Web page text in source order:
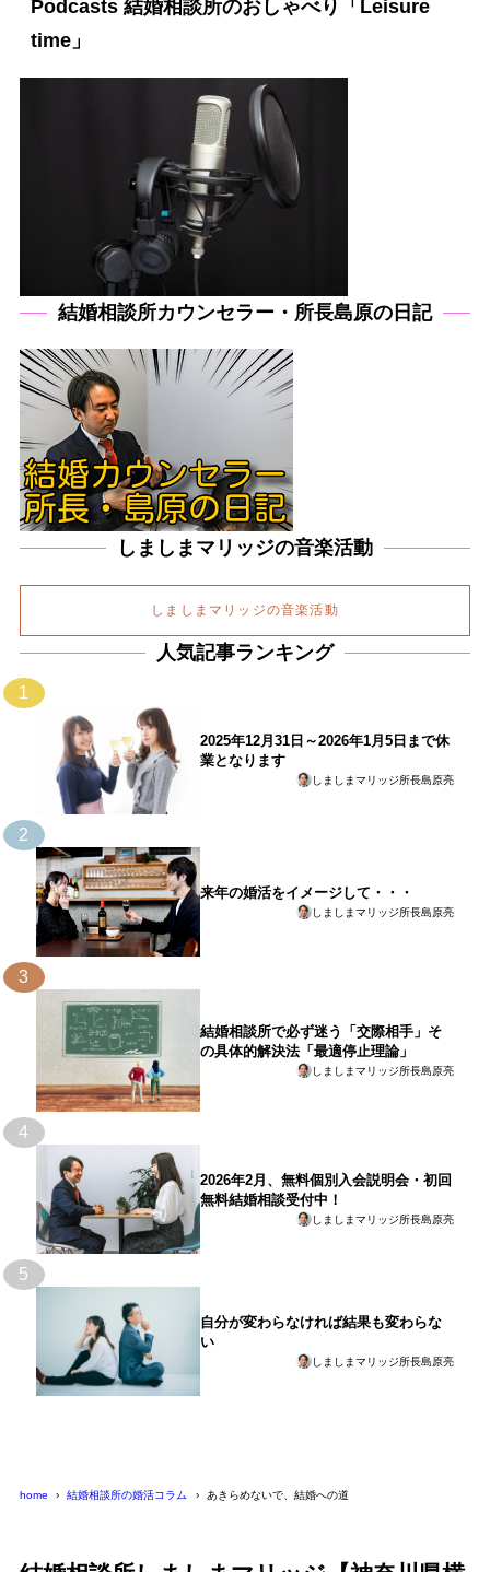
Podcasts 結婚相談所のおしゃべり「Leisure
time」
結婚相談所カウンセラー・所長島原の日記
しましまマリッジの音楽活動
しましまマリッジの音楽活動
人気記事ランキング
1
2025年12月31日～2026年1月5日まで休
業となります
しましまマリッジ所長島原亮
2
来年の婚活をイメージして・・・
しましまマリッジ所長島原亮
3
結婚相談所で必ず迷う「交際相手」そ
の具体的解決法「最適停止理論」
しましまマリッジ所長島原亮
4
2026年2月、無料個別入会説明会・初回
無料結婚相談受付中！
しましまマリッジ所長島原亮
5
自分が変わらなければ結果も変わらな
い
しましまマリッジ所長島原亮
home 結婚相談所の婚活コラム あきらめないで、結婚への道